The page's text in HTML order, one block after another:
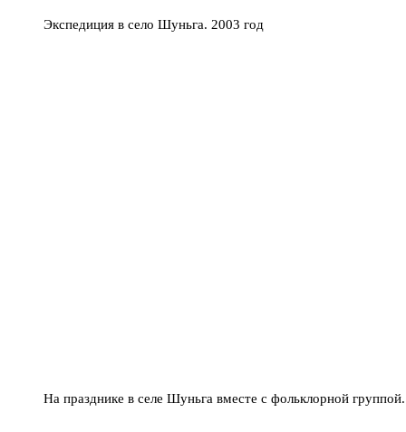
Экспедиция в село Шуньга. 2003 год
На празднике в селе Шуньга вместе с фольклорной